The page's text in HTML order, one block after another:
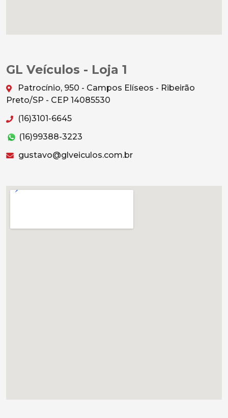
GL Veículos - Loja 1
Patrocínio, 950 - Campos Elíseos - Ribeirão
Preto/SP - CEP 14085530
(16)3101-6645
(16)99388-3223
gustavo@glveiculos.com.br